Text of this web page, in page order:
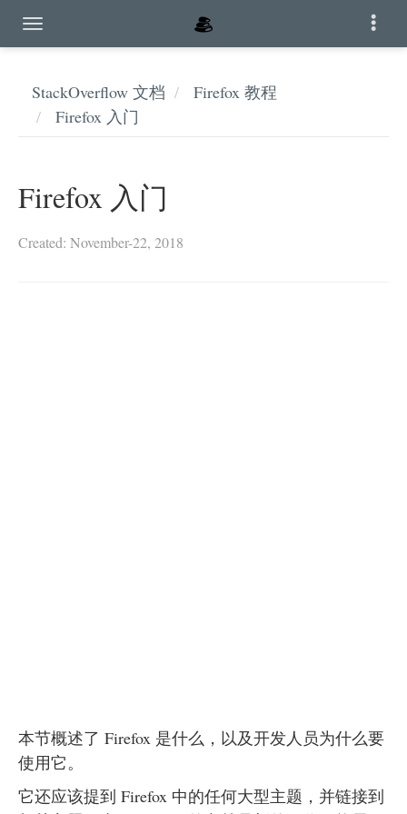
StackOverflow 文档
Firefox 教程
Firefox 入门
Firefox 入门
Created: November-22, 2018
本节概述了 Firefox 是什么，以及开发人员为什么要
使用它。
它还应该提到 Firefox 中的任何大型主题，并链接到